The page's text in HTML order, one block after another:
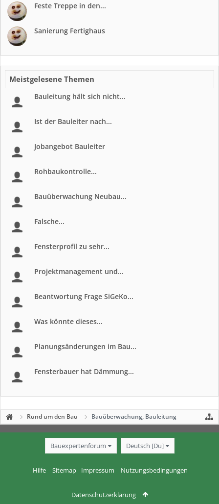
Feste Treppe in den...
Sanierung Fertighaus
Meistgelesene Themen
Bauleitung hält sich nicht...
Ist der Bauleiter nach...
Jobangebot Bauleiter
Rohbaukontrolle...
Bauüberwachung Neubau...
Falsche...
Fensterprofil zu sehr...
Projektmanagement und...
Beantwortung Frage SiGeKo...
Was könnte dieses...
Planungsänderungen im Bau...
Fensterbauer hat Dämmung...
Rund um den Bau Bauüberwachung, Bauleitung
Bauexpertenforum Deutsch [Du]
Hilfe Sitemap Impressum Nutzungsbedingungen
Datenschutzerklärung